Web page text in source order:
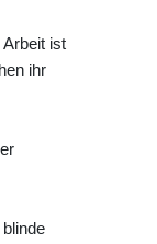
ist
ihr